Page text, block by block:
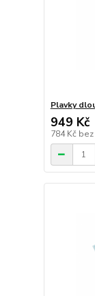
Plavky
949 Kč
784 Kč bez